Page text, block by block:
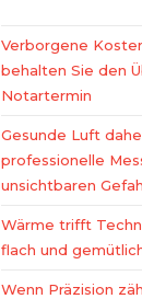
Verborgene
behalten Sie den
Notartermin
Gesunde Luft
professionelle
unsichtbaren
Wärme trifft
flach und
Wenn Präzision